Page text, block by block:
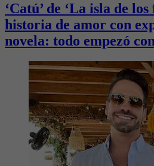
‘Catú’ de ‘La isla de los
historia de amor con
novela: todo empezó con